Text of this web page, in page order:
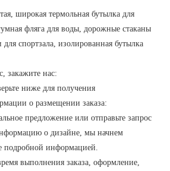
закажите нас:
ниже для получения
о размещении заказа:
предложение или отправьте запрос
о дизайне, мы начнем
подробной информацией.
выполнения заказа, оформление,